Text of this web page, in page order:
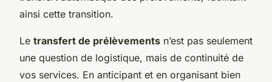
ainsi cette transition.
Le transfert de prélèvements n’est pas seulement
une question de logistique, mais de continuité de
vos services. En anticipant et en organisant bien